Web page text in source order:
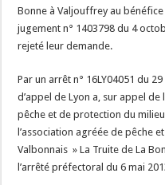
Bonne à Valjouffrey au
jugement n° 1403798 du 4
rejeté leur demande.
Par un arrêt n° 16LY04051 du
d’appel de Lyon a, sur appel
pêche et de protection du
l’association agréée de pêche
Valbonnais » La Truite de La
l’arrêté préfectoral du 6 mai